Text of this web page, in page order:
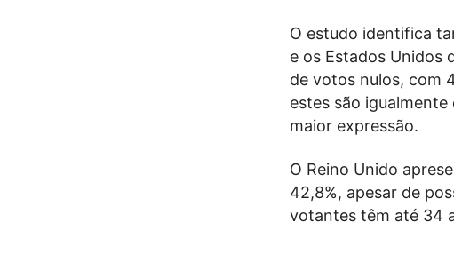
O estudo identifica
e os Estados Unidos
de votos nulos, com
estes são
maior expressão.
O Reino Unido
42,8%, apesar de
votantes têm até 34